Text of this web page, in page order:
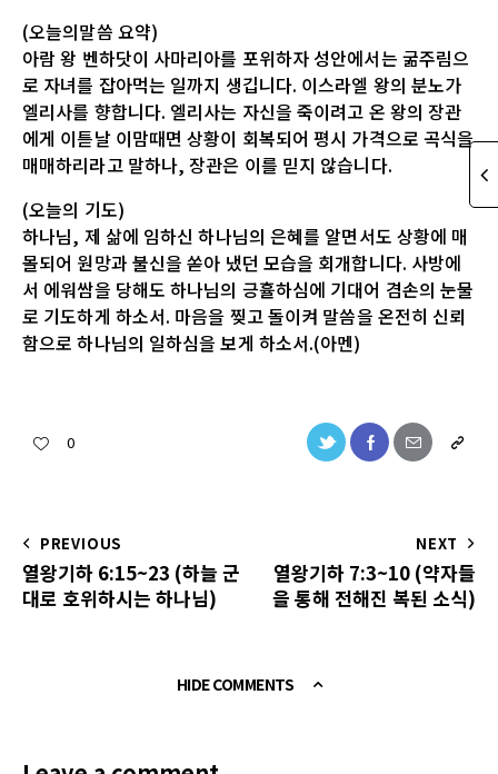
(오늘의말씀 요약)
아람 왕 벤하닷이 사마리아를 포위하자 성안에서는 굶주림으
로 자녀를 잡아먹는 일까지 생깁니다. 이스라엘 왕의 분노가
엘리사를 향합니다. 엘리사는 자신을 죽이려고 온 왕의 장관
에게 이튿날 이맘때면 상황이 회복되어 평시 가격으로 곡식을
매매하리라고 말하나, 장관은 이를 믿지 않습니다.
(오늘의 기도)
하나님, 제 삶에 임하신 하나님의 은혜를 알면서도 상황에 매
몰되어 원망과 불신을 쏟아 냈던 모습을 회개합니다. 사방에
서 에워쌈을 당해도 하나님의 긍휼하심에 기대어 겸손의 눈물
로 기도하게 하소서. 마음을 찢고 돌이켜 말씀을 온전히 신뢰
함으로 하나님의 일하심을 보게 하소서.(아멘)
0
PREVIOUS
열왕기하 6:15~23 (하늘 군
대로 호위하시는 하나님)
NEXT
열왕기하 7:3~10 (약자들
을 통해 전해진 복된 소식)
HIDE COMMENTS